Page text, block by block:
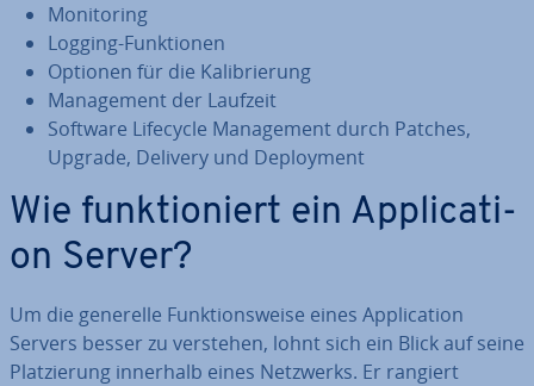
Mo­ni­to­ring
Logging-Funk­tio­nen
Optionen für die Ka­li­brie­rung
Ma­nage­ment der Laufzeit
Software Lifecycle Ma­nage­ment durch Patches,
Upgrade, Delivery und De­ploy­ment
Wie funk­tio­niert ein Ap­pli­ca­ti­
on Server?
Um die generelle Funk­ti­ons­wei­se eines Ap­pli­ca­ti­on
Servers besser zu verstehen, lohnt sich ein Blick auf seine
Plat­zie­rung innerhalb eines Netzwerks. Er rangiert